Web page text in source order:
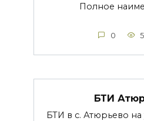
Полное
0
БТИ
БТИ в с. Атюрьево на